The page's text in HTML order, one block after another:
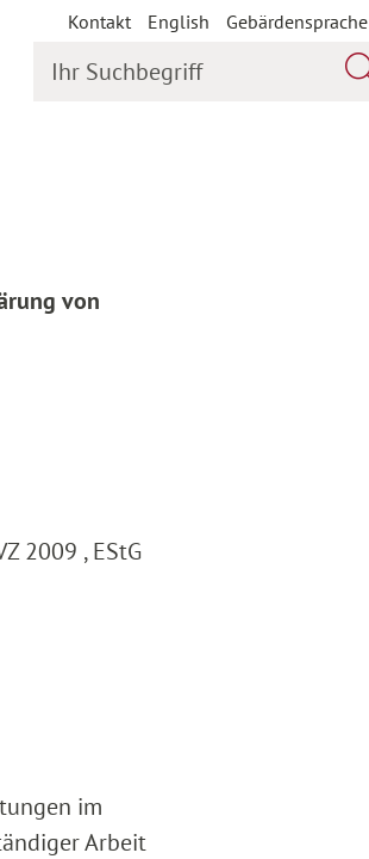
Kontakt English Gebärdensprache
von
2009 , EStG
im
Arbeit